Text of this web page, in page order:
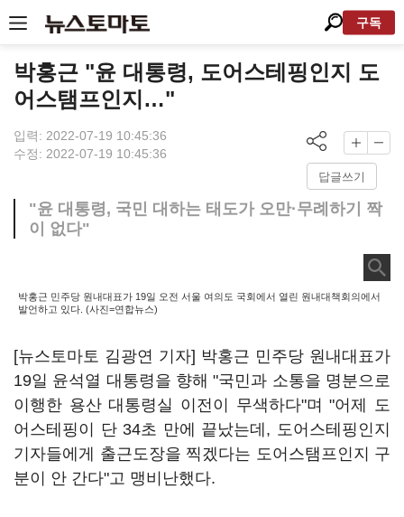
구독
박홍근 "윤 대통령, 도어스테핑인지 도
어스탬프인지…"
입력: 2022-07-19 10:45:36
수정: 2022-07-19 10:45:36
답글쓰기
"윤 대통령, 국민 대하는 태도가 오만·무례하기 짝
이 없다"
박홍근 민주당 원내대표가 19일 오전 서울 여의도 국회에서 열린 원내대책회의에서
발언하고 있다. (사진=연합뉴스)
[뉴스토마토 김광연 기자] 박홍근 민주당 원내대표가
19일 윤석열 대통령을 향해 "국민과 소통을 명분으로
이행한 용산 대통령실 이전이 무색하다"며 "어제 도
어스테핑이 단 34초 만에 끝났는데, 도어스테핑인지
기자들에게 출근도장을 찍겠다는 도어스탬프인지 구
분이 안 간다"고 맹비난했다.